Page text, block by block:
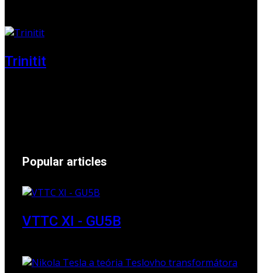
Trinitit
Popular articles
VTTC XI - GU5B